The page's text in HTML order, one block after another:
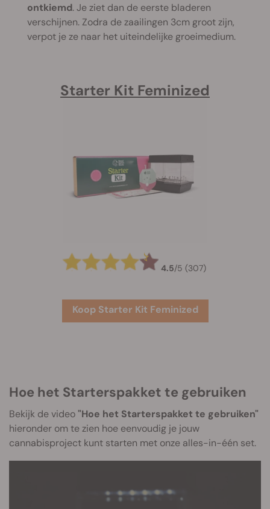
ontkiemd. Je ziet dan de eerste bladeren
verschijnen. Zodra de zaailingen 3cm groot zijn,
verpot je ze naar het uiteindelijke groeimedium.
Starter Kit Feminized
4.5/5 (307)
Koop Starter Kit Feminized
Hoe het Starterspakket te gebruiken
Bekijk de video"Hoe het Starterspakket te gebruiken"
hieronder om te zien hoe eenvoudig je jouw
cannabisproject kunt starten met onze alles-in-één set.